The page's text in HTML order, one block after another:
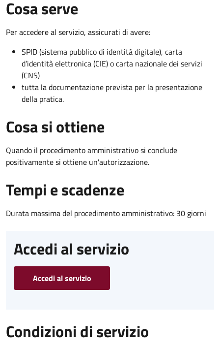
Cosa serve
Per accedere al servizio, assicurati di avere:
SPID (sistema pubblico di identità digitale), carta
d’identità elettronica (CIE) o carta nazionale dei servizi
(CNS)
tutta la documentazione prevista per la presentazione
della pratica.
Cosa si ottiene
Quando il procedimento amministrativo si conclude
positivamente si ottiene un'autorizzazione.
Tempi e scadenze
Durata massima del procedimento amministrativo: 30 giorni
Accedi al servizio
Accedi al servizio
Condizioni di servizio